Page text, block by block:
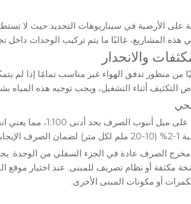
على الأرضية في سيناريوهات التجديد حيث لا
هذه المشاريع، غالبًا ما يتم تركيب الوحدات
والانحدار
من منظور تدفق الهواء غير مناسب تمامًا إذا
التكثيف أثناء التشغيل، ويجب توجيه هذه
مما يعني انخفاضًا لا يقل عن 10 ملم لكل متر واحد من الجري الأفقي
مخرج الصرف عادة في الجزء السفلي من
أو نظام تصريف للمبنى. عند اختيار موقع
أو مكونات المبنى الأخرى.